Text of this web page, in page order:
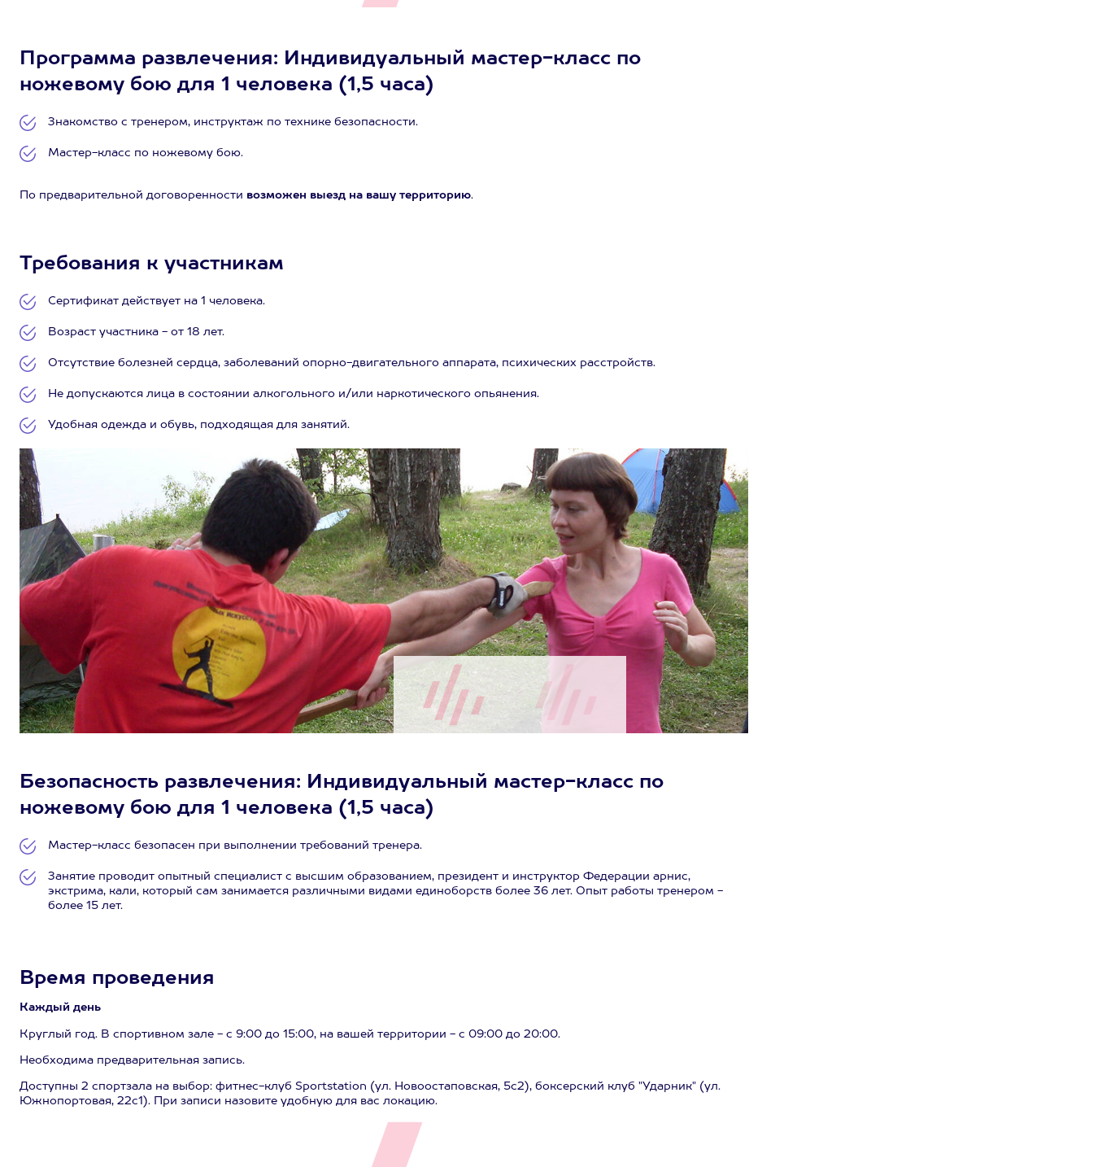
Программа развлечения: Индивидуальный мастер-класс по
ножевому бою для 1 человека (1,5 часа)
Знакомство с тренером, инструктаж по технике безопасности.
Мастер-класс по ножевому бою.
По предварительной договоренности возможен выезд на вашу территорию.
Требования к участникам
Сертификат действует на 1 человека.
Возраст участника - от 18 лет.
Отсутствие болезней сердца, заболеваний опорно-двигательного аппарата, психических расстройств.
Не допускаются лица в состоянии алкогольного и/или наркотического опьянения.
Удобная одежда и обувь, подходящая для занятий.
Безопасность развлечения: Индивидуальный мастер-класс по
ножевому бою для 1 человека (1,5 часа)
Мастер-класс безопасен при выполнении требований тренера.
Занятие проводит опытный специалист с высшим образованием, президент и инструктор Федерации арнис,
экстрима, кали, который сам занимается различными видами единоборств более 36 лет. Опыт работы тренером -
более 15 лет.
Время проведения
Каждый день
Круглый год. В спортивном зале - с 9:00 до 15:00, на вашей территории - с 09:00 до 20:00.
Необходима предварительная запись.
Доступны 2 спортзала на выбор: фитнес-клуб Sportstation (ул. Новоостаповская, 5с2), боксерский клуб "Ударник" (ул.
Южнопортовая, 22с1). При записи назовите удобную для вас локацию.